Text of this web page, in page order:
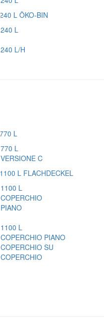
240 L
240 L/H
770 L
VERSIONE C
1100 L
COPERCHIO
PIANO
1100 L
COPERCHIO PIANO
COPERCHIO SU
COPERCHIO